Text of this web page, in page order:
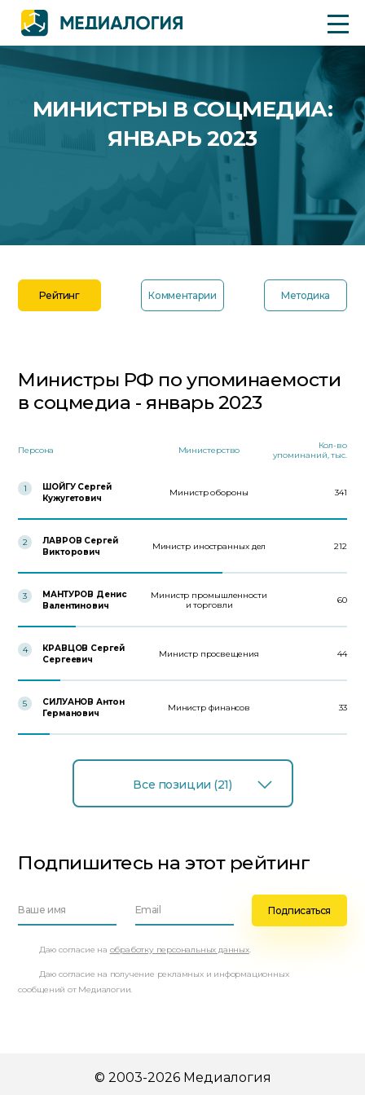
МИНИСТРЫ В СОЦМЕДИА:
ЯНВАРЬ 2023
Рейтинг Комментарии Методика
Министры РФ по упоминаемости
в соцмедиа - январь 2023
Персона Министерство
Кол-во
упоминаний, тыс.
1
ШОЙГУ Сергей
Кужугетович
Министр обороны 341
2
ЛАВРОВ Сергей
Викторович
Министр иностранных дел 212
3
МАНТУРОВ Денис
Валентинович
Министр промышленности
и торговли
60
4
КРАВЦОВ Сергей
Сергеевич
Министр просвещения 44
5
СИЛУАНОВ Антон
Германович
Министр финансов 33
Все позиции (21)
Подпишитесь на этот рейтинг
Даю согласие на обработку персональных данных.
Даю согласие на получение рекламных и информационных
сообщений от Медиалогии.
© 2003-2026 Медиалогия